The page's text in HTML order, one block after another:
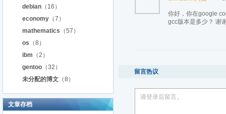
debian （16）
economy （7）
mathematics （57）
os （8）
ibm （2）
gentoo （32）
未分配的博文 （8）
文章存档
你好，你在google
gcc版本是多少？ 谢
留言热议
请登录后留言。